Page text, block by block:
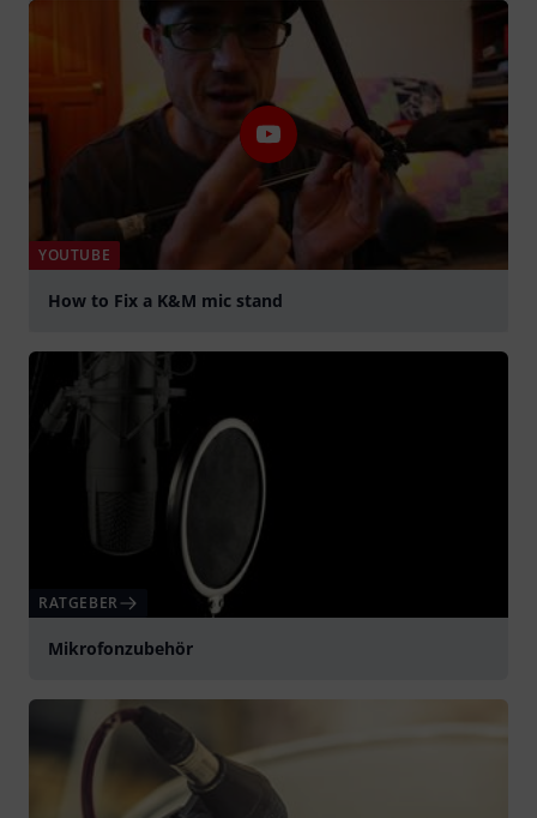
YOUTUBE
How to Fix a K&M mic stand
RATGEBER
Mikrofonzubehör